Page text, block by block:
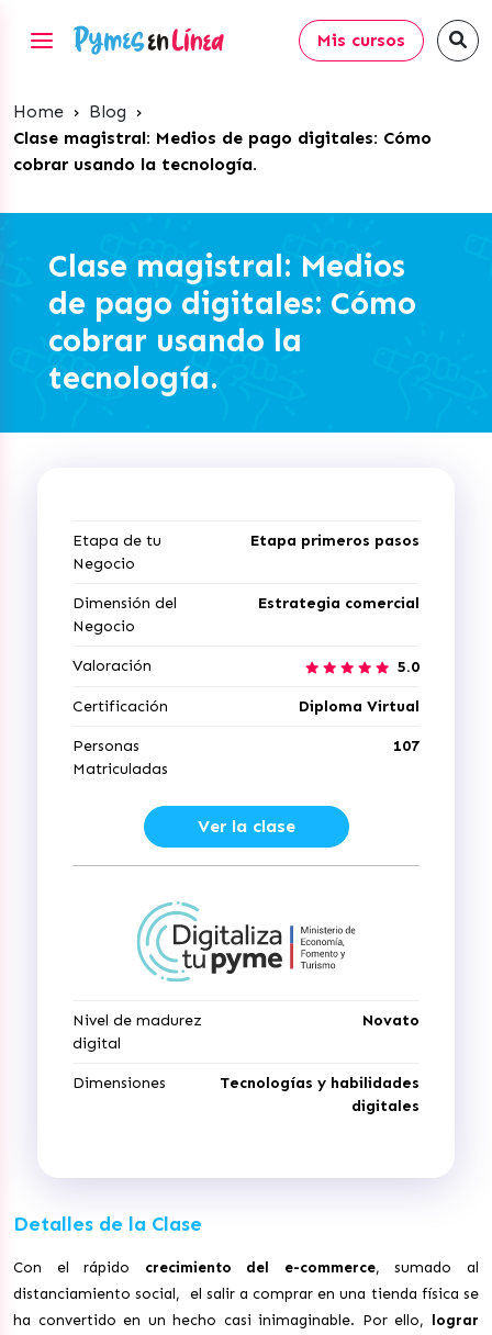
Mis cursos
Home › Blog ›
Clase magistral: Medios de pago digitales: Cómo
cobrar usando la tecnología.
Clase magistral: Medios
de pago digitales: Cómo
cobrar usando la
tecnología.
Etapa de tu
Negocio
Etapa primeros pasos
Dimensión del
Negocio
Estrategia comercial
Valoración 5.0
Certificación Diploma Virtual
Personas
Matriculadas
107
Ver la clase
Nivel de madurez
digital
Novato
Dimensiones
Tecnologías y habilidades
digitales
Detalles de la Clase
Con el rápido crecimiento del e-commerce, sumado al
distanciamiento social, el salir a comprar en una tienda física se
ha convertido en un hecho casi inimaginable. Por ello, lograr